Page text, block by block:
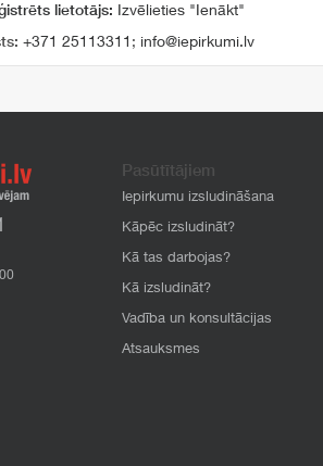
lietotājs: Izvēlieties "Ienākt"
+371 25113311 ; info@iepirkumi.lv
Pasūtītājiem
Iepirkumu izsludināšana
Kāpēc izsludināt?
Kā tas darbojas?
Kā izsludināt?
Vadība un konsultācijas
Atsauksmes